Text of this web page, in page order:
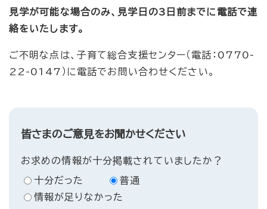
見学が可能な場合のみ、見学日の3日前までに電話で連
絡をいたします。
ご不明な点は、子育て総合支援センター（電話：0770-
22-0147）に電話でお問い合わせください。
皆さまのご意見をお聞かせください
お求めの情報が十分掲載されていましたか？
十分だった
普通
情報が足りなかった